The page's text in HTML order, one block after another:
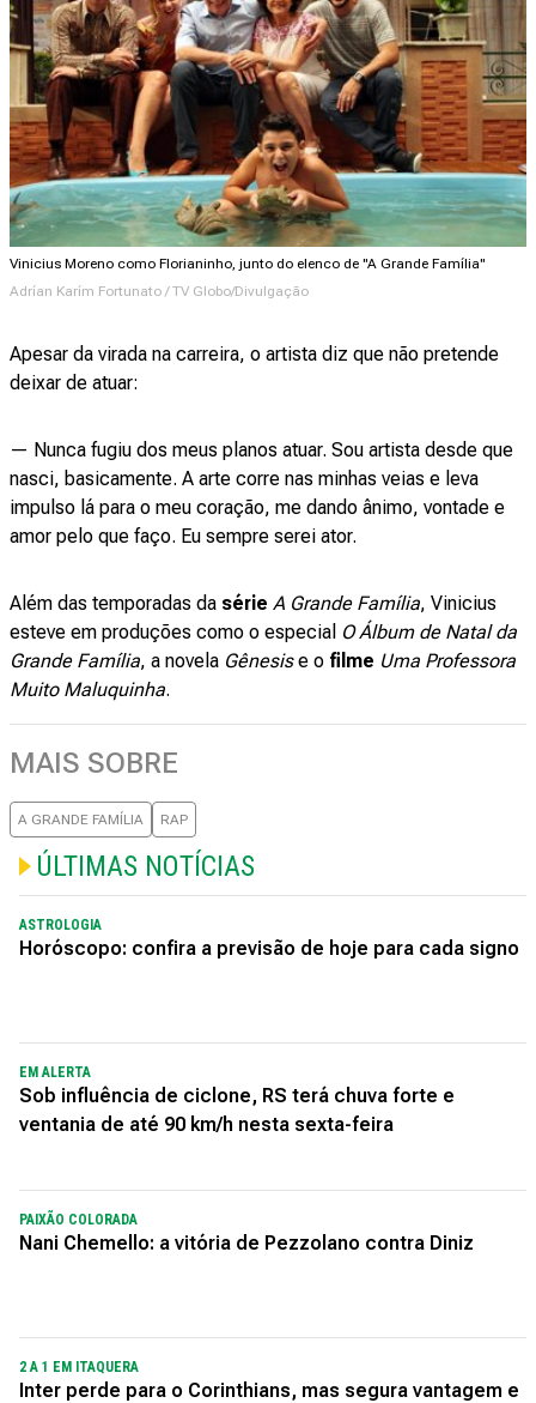
Vinicius Moreno como Florianinho, junto do elenco de "A Grande Família"
Adrían Karím Fortunato / TV Globo/Divulgação
Apesar da virada na carreira, o artista diz que não pretende
deixar de atuar:
— Nunca fugiu dos meus planos atuar. Sou artista desde que
nasci, basicamente. A arte corre nas minhas veias e leva
impulso lá para o meu coração, me dando ânimo, vontade e
amor pelo que faço. Eu sempre serei ator.
Além das temporadas da série A Grande Família, Vinicius
esteve em produções como o especial O Álbum de Natal da
Grande Família, a novela Gênesise o filme Uma Professora
Muito Maluquinha.
MAIS SOBRE
A GRANDE FAMÍLIA RAP
ÚLTIMAS NOTÍCIAS
ASTROLOGIA
Horóscopo: confira a previsão de hoje para cada signo
EM ALERTA
Sob influência de ciclone, RS terá chuva forte e
ventania de até 90 km/h nesta sexta-feira
PAIXÃO COLORADA
Nani Chemello: a vitória de Pezzolano contra Diniz
2 A 1 EM ITAQUERA
Inter perde para o Corinthians, mas segura vantagem e